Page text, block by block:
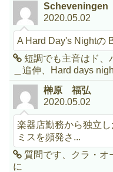
Scheveningen
2020.05.02
A Hard Day's Nightの
短調でも主音はド、
＿追伸、Hard days
榊原 福弘
2020.05.02
楽器店勤務から独立
ミスを頻発さ...
質問です、クラ・オ
に